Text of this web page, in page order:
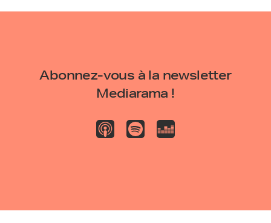
Abonnez-vous à la newsletter
Mediarama !